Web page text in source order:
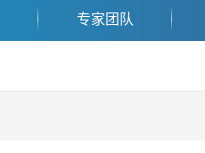
专家团队